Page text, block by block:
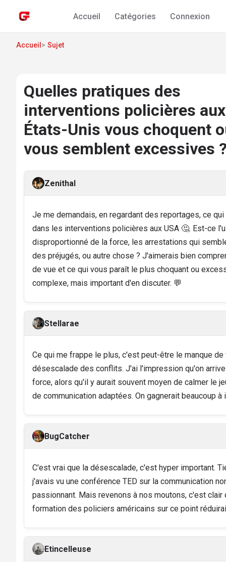
Accueil Catégories Connexion
Accueil > Sujet
Quelles pratiques des
interventions policières aux
États-Unis vous choquent
vous semblent excessives
Zenithal
Je me demandais, en regardant des reportages, ce
dans les interventions policières aux USA 🤔. Est-ce
disproportionné de la force, les arrestations qui
des préjugés, ou autre chose ? J'aimerais bien
de vue et ce qui vous paraît le plus choquant ou
complexe, mais important d'en discuter. 💬
Stellarae
Ce qui me frappe le plus, c'est peut-être le manque
désescalade des conflits. J'ai l'impression qu'on
force, alors qu'il y aurait souvent moyen de calmer le
de communication adaptées. On gagnerait beaucoup
BugCatcher
C'est vrai que la désescalade, c'est hyper important.
j'avais vu une conférence TED sur la communication
passionnant. Mais revenons à nos moutons, c'est clair
formation des policiers américains sur ce point
Etincelleuse